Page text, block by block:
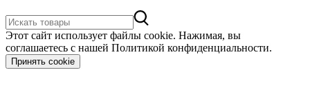
Этот сайт использует файлы cookie. Нажимая, вы
соглашаетесь с нашей Политикой конфиденциальности.
Принять cookie